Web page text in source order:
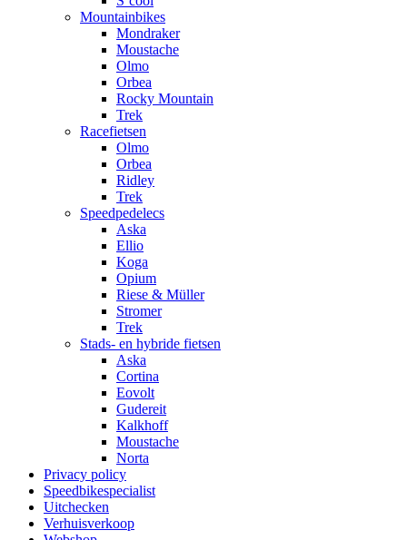
Mountainbikes
Mondraker
Moustache
Olmo
Orbea
Rocky Mountain
Trek
Racefietsen
Olmo
Orbea
Ridley
Trek
Speedpedelecs
Aska
Ellio
Koga
Opium
Riese & Müller
Stromer
Trek
Stads- en hybride fietsen
Aska
Cortina
Eovolt
Gudereit
Kalkhoff
Moustache
Norta
Privacy policy
Speedbikespecialist
Uitchecken
Verhuisverkoop